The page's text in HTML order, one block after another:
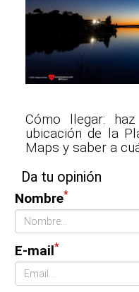
Cómo llegar:
ubicación de la
Maps y saber a
Da tu opinión
Nombre*
E-mail*